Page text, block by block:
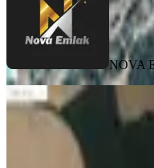
NOVA
Tok
Satılık